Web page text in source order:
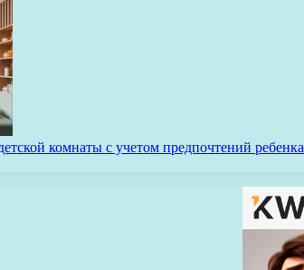
комнаты с учетом предпочтений ребенка